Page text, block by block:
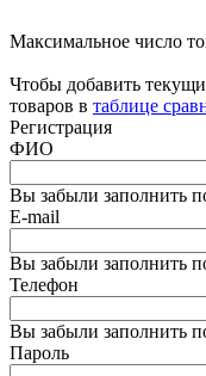
Максимальное число
Чтобы добавить
товаров в таблице
Регистрация
ФИО
Вы забыли заполнить
E-mail
Вы забыли заполнить
Телефон
Вы забыли заполнить
Пароль